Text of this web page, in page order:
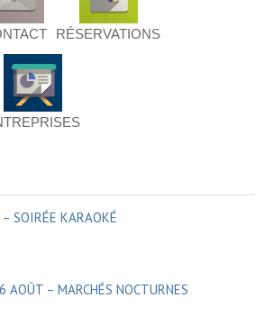
de la police
RÉSERVATIONS
SOIRÉE KARAOKÉ
AOÛT – MARCHÉS NOCTURNES